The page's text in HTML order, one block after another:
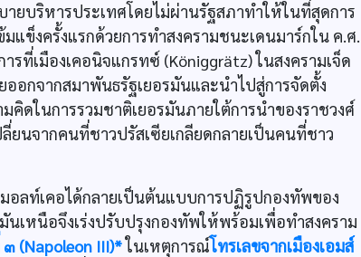
ยบริหารประเทศโดยไม่ผ่านรัฐสภาทำให้ในที่สุดการ
ข็งครั้งแรกด้วยการทำสงครามชนะเดนมาร์กใน ค.ศ.
เมืองเคอนิจแกรทซ์ (Königgrätz) ในสงครามเจ็ด
อกจากสมาพันธรัฐเยอรมันและนำไปสู่การจัดตั้ง
มคิดในการรวมชาติเยอรมันภายใต้การนำของราชวงศ์
ยนจากคนที่ชาวปรัสเซียเกลียดกลายเป็นคนที่ชาว
ลท์เคอได้กลายเป็นต้นแบบการปฏิรูปกองทัพของ
นเหนือจึงเร่งปรับปรุงกองทัพให้พร้อมเพื่อทำสงคราม
(Napoleon III)*ในเหตุการณ์โทรเลขจากเมืองเอมส์